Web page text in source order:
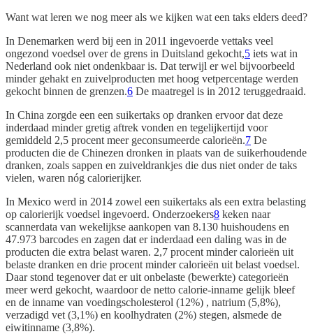
Want wat leren we nog meer als we kijken wat een taks elders deed?
In Denemarken werd bij een in 2011 ingevoerde vettaks veel
ongezond voedsel over de grens in Duitsland gekocht,5 iets wat in
Nederland ook niet ondenkbaar is. Dat terwijl er wel bijvoorbeeld
minder gehakt en zuivelproducten met hoog vetpercentage werden
gekocht binnen de grenzen.6 De maatregel is in 2012 teruggedraaid.
In China zorgde een een suikertaks op dranken ervoor dat deze
inderdaad minder gretig aftrek vonden en tegelijkertijd voor
gemiddeld 2,5 procent meer geconsumeerde calorieën.7 De
producten die de Chinezen dronken in plaats van de suikerhoudende
dranken, zoals sappen en zuiveldrankjes die dus niet onder de taks
vielen, waren nóg calorierijker.
In Mexico werd in 2014 zowel een suikertaks als een extra belasting
op calorierijk voedsel ingevoerd. Onderzoekers8 keken naar
scannerdata van wekelijkse aankopen van 8.130 huishoudens en
47.973 barcodes en zagen dat er inderdaad een daling was in de
producten die extra belast waren. 2,7 procent minder calorieën uit
belaste dranken en drie procent minder calorieën uit belast voedsel.
Daar stond tegenover dat er uit onbelaste (bewerkte) categorieën
meer werd gekocht, waardoor de netto calorie-inname gelijk bleef
en de inname van voedingscholesterol (12%) , natrium (5,8%),
verzadigd vet (3,1%) en koolhydraten (2%) stegen, alsmede de
eiwitinname (3,8%).